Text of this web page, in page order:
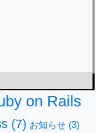
on Rails
(7) お知らせ (3)